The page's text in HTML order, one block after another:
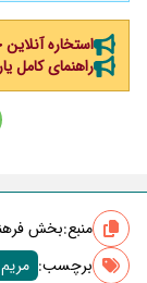
استخاره
راهنمای کامل یارانه نقدی ۱۴۰۵؛
منبع:بخش
برچسب‌: